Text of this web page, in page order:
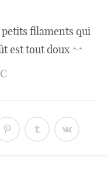
petits filaments qui
est tout doux ^^